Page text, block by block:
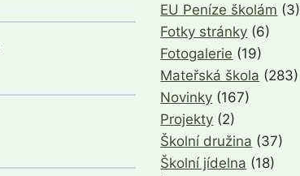
EU Peníze školám (3)
Fotky stránky (6)
Fotogalerie (19)
Mateřská škola (283)
Novinky (167)
Projekty (2)
Školní družina (37)
Školní jídelna (18)